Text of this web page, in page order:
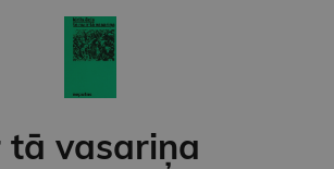
tā vasariņa